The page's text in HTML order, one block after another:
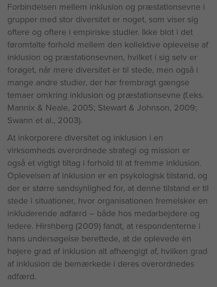
Forbindelsen mellem inklusion og præstationsevne i
grupper med stor diversitet er noget, som viser sig
oftere og oftere i empiriske studier. Ikke blot i det
føromtalte forhold mellem den kollektive oplevelse af
inklusion og præstationsevnen, hvilket i sig selv er
forøget, når mere diversitet er til stede, men også i
mange andre studier, der har frembragt gængse
temaer omkring inklusion og præstationsevne (f.eks.
Mannix & Neale, 2005; Stewart & Johnson, 2009;
Swann et al., 2003).
At inkorporere diversitet og inklusion i en
virksomheds overordnede strategi og mission er
også et vigtigt tiltag i forhold til at fremme inklusion.
Oplevelsen af inklusion er en psykologisk tilstand, og
der er større sandsynlighed for, at denne tilstand er til
stede i situationer, hvor organisationen fremelsker en
inkluderende adfærd – både hos medarbejdere og
ledere. Hirshberg (2009) fandt, at respondenterne i
hans undersøgelse berettede, at de oplevede en
højere grad af inklusion alt afhængigt af, hvilken grad
af inklusion de bemærkede i deres overordnedes
adfærd.